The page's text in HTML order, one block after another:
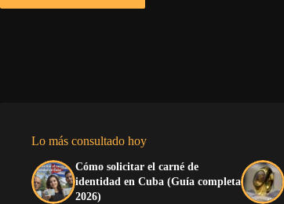
Lo más consultado hoy
Cómo solicitar el carné de
identidad en Cuba (Guía completa
2026)